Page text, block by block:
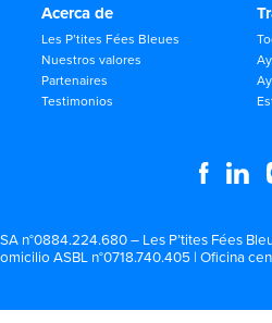
Acerca de
Les P’tites Fées Bleues
Nuestros valores
Partenaires
Testimonios
n°0884.224.680 – Les P’tites Fées
ASBL n°0718.740.405 | Oficina